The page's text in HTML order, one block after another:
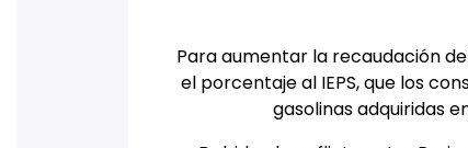
Para aumentar la recaudación
el porcentaje al IEPS, que los
gasolinas adquiridas